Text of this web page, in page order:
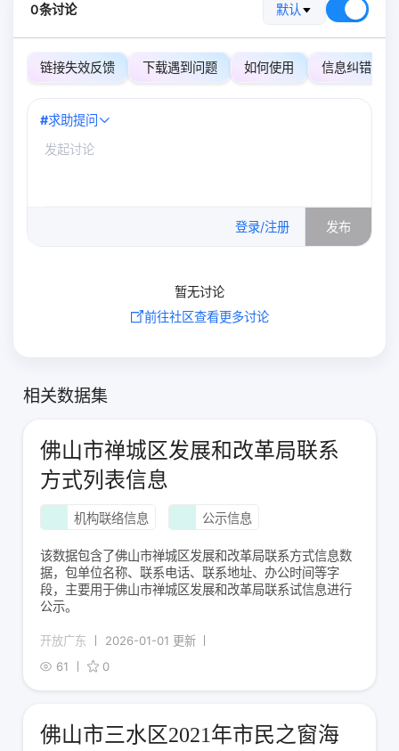
0条讨论 默认
链接失效反馈 下载遇到问题 如何使用 信息纠错
#求助提问
登录/注册 发布
暂无讨论
前往社区查看更多讨论
相关数据集
佛山市禅城区发展和改革局联系
方式列表信息
机构联络信息 公示信息
该数据包含了佛山市禅城区发展和改革局联系方式信息数
据，包单位名称、联系电话、联系地址、办公时间等字
段，主要用于佛山市禅城区发展和改革局联系试信息进行
公示。
开放广东
2026-01-01 更新
61
0
佛山市三水区2021年市民之窗海